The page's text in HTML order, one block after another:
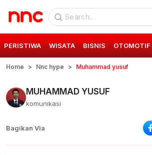
PERISTIWA WISATA BISNIS OTOMOTIF
Home Nnc hype Muhammad yusuf
MUHAMMAD YUSUF
komunikasi
Bagikan Via